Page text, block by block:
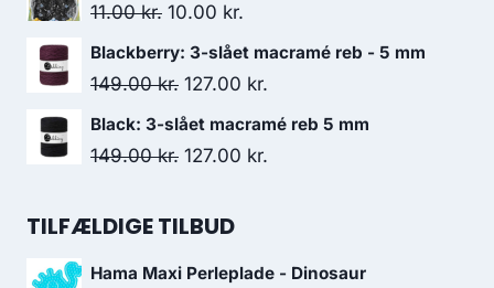
11.00kr. 10.00 kr.
Blackberry: 3-slået macramé reb - 5 mm
149.00kr. 127.00 kr.
Black: 3-slået macramé reb 5 mm
149.00kr. 127.00 kr.
TILFÆLDIGE TILBUD
Hama Maxi Perleplade - Dinosaur